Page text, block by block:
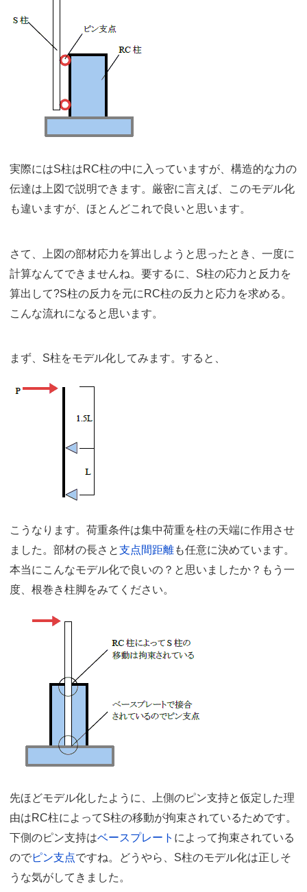
実際にはS柱はRC柱の中に入っていますが、構造的な力の
伝達は上図で説明できます。厳密に言えば、このモデル化
も違いますが、ほとんどこれで良いと思います。
さて、上図の部材応力を算出しようと思ったとき、一度に
計算なんてできませんね。要するに、S柱の応力と反力を
算出して?S柱の反力を元にRC柱の反力と応力を求める。
こんな流れになると思います。
まず、S柱をモデル化してみます。すると、
こうなります。荷重条件は集中荷重を柱の天端に作用させ
ました。部材の長さと支点間距離も任意に決めています。
本当にこんなモデル化で良いの？と思いましたか？もう一
度、根巻き柱脚をみてください。
先ほどモデル化したように、上側のピン支持と仮定した理
由はRC柱によってS柱の移動が拘束されているためです。
下側のピン支持はベースプレート によって拘束されている
のでピン支点ですね。どうやら、S柱のモデル化は正しそ
うな気がしてきました。